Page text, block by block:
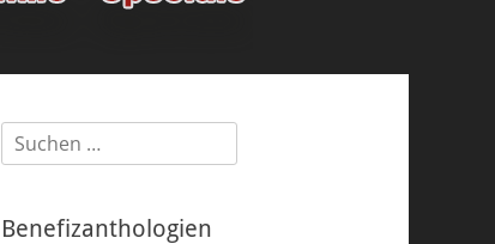
Suchen
nach:
Benefizanthologien